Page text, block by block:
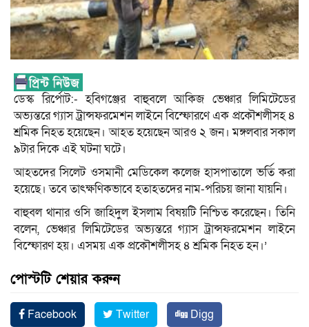
ডেস্ক রির্পোট:- হবিগঞ্জের বাহুবলে আকিজ ভেঞ্চার লিমিটেডের
অভ্যন্তরে গ্যাস ট্রান্সফরমেশন লাইনে বিস্ফোরণে এক প্রকৌশলীসহ ৪
শ্রমিক নিহত হয়েছেন। আহত হয়েছেন আরও ২ জন। মঙ্গলবার সকাল
৯টার দিকে এই ঘটনা ঘটে।
আহতদের সিলেট ওসমানী মেডিকেল কলেজ হাসপাতালে ভর্তি করা
হয়েছে। তবে তাৎক্ষণিকভাবে হতাহতদের নাম-পরিচয় জানা যায়নি।
বাহুবল থানার ওসি জাহিদুল ইসলাম বিষয়টি নিশ্চিত করেছেন। তিনি
বলেন, ভেঞ্চার লিমিটেডের অভ্যন্তরে গ্যাস ট্রান্সফরমেশন লাইনে
বিস্ফোরণ হয়। এসময় এক প্রকৌশলীসহ ৪ শ্রমিক নিহত হন।’
পোস্টটি শেয়ার করুন
Facebook Twitter
Digg